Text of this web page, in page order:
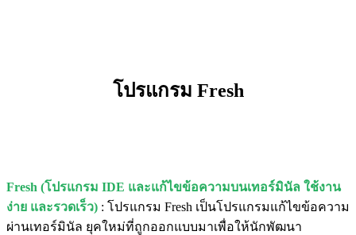
โปรแกรม Fresh
Fresh (โปรแกรม IDE และแก้ไขข้อความบนเทอร์มินัล ใช้งาน
ง่าย และรวดเร็ว) : โปรแกรม Fresh เป็นโปรแกรมแก้ไขข้อความ
ผ่านเทอร์มินัล ยุคใหม่ที่ถูกออกแบบมาเพื่อให้นักพัฒนา